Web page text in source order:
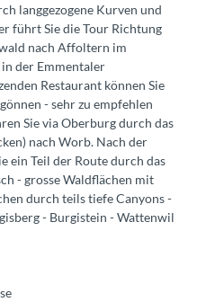
langgezogene Kurven und
führt Sie die Tour Richtung
nach Affoltern im
der Emmentaler
Restaurant können Sie
- sehr zu empfehlen
Sie via Oberburg durch das
nach Worb. Nach der
ein Teil der Route durch das
- grosse Waldflächen mit
durch teils tiefe Canyons -
- Burgistein - Wattenwil